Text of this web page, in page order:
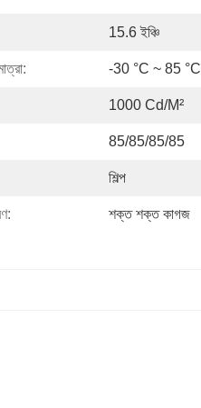
15.6 ইঞ্চি
-30 °C ~ 85 °C
1000 Cd/m²
85/85/85/85
শিল্প
শক্ত শক্ত কাগজ